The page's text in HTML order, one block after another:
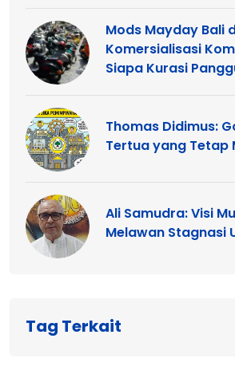
Mods Mayday Bali
Komersialisasi
Siapa Kurasi
Thomas Didimus:
Tertua yang Tetap
Ali Samudra: Visi
Melawan Stagnasi
Tag Terkait